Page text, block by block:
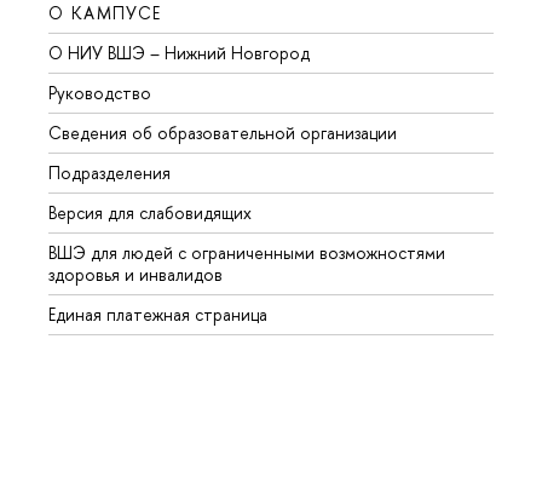
О КАМПУСЕ
О НИУ ВШЭ – Нижний Новгород
Руководство
Сведения об образовательной организации
Подразделения
Версия для слабовидящих
ВШЭ для людей с ограниченными возможностями
здоровья и инвалидов
Единая платежная страница